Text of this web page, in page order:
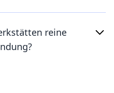
reine